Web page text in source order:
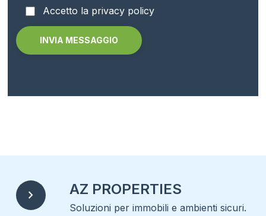
Accetto la privacy policy
chevron_right AZ PROPERTIES
Soluzioni per immobili e ambienti sicuri.